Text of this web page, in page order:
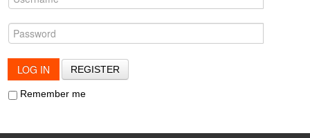
LOG IN REGISTER
Remember me